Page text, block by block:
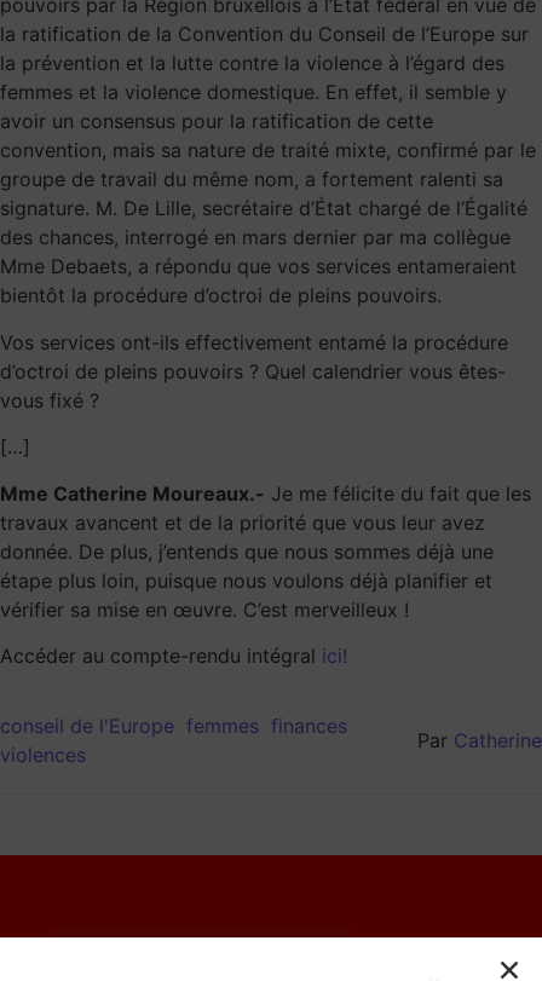
pouvoirs par la Région bruxellois à l’État fédéral en vue de
la ratification de la Convention du Conseil de l’Europe sur
la prévention et la lutte contre la violence à l’égard des
femmes et la violence domestique. En effet, il semble y
avoir un consensus pour la ratification de cette
convention, mais sa nature de traité mixte, confirmé par le
groupe de travail du même nom, a fortement ralenti sa
signature. M. De Lille, secrétaire d’État chargé de l’Égalité
des chances, interrogé en mars dernier par ma collègue
Mme Debaets, a répondu que vos services entameraient
bientôt la procédure d’octroi de pleins pouvoirs.
Vos services ont-ils effectivement entamé la procédure
d’octroi de pleins pouvoirs ? Quel calendrier vous êtes-
vous fixé ?
[…]
Mme Catherine Moureaux.- Je me félicite du fait que les
travaux avancent et de la priorité que vous leur avez
donnée. De plus, j’entends que nous sommes déjà une
étape plus loin, puisque nous voulons déjà planifier et
vérifier sa mise en œuvre. C’est merveilleux !
Accéder au compte-rendu intégral ici!
conseil de l'Europe femmes finances
violences
Par Catherine